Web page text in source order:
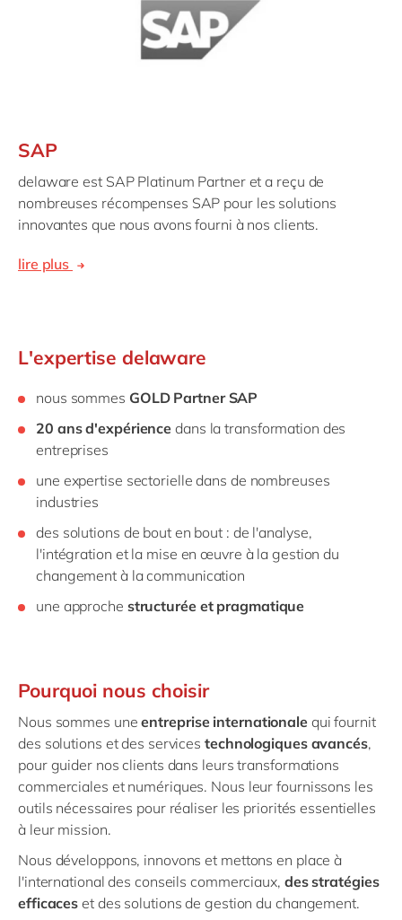
SAP
delaware est SAP Platinum Partner et a reçu de
nombreuses récompenses SAP pour les solutions
innovantes que nous avons fourni à nos clients.
lire plus
L'expertise delaware
nous sommes GOLD Partner SAP
20 ans d'expérience dans la transformation des
entreprises
une expertise sectorielle dans de nombreuses
industries
des solutions de bout en bout : de l'analyse,
l'intégration et la mise en œuvre à la gestion du
changement à la communication
une approche structurée et pragmatique
Pourquoi nous choisir
Nous sommes uneentreprise internationalequi fournit
des solutions et des services technologiques avancés,
pour guider nos clients dans leurs transformations
commerciales et numériques. Nous leur fournissons les
outils nécessaires pour réaliser les priorités essentielles
à leur mission.
Nous développons, innovons et mettons en place à
l'international des conseils commerciaux, des stratégies
efficaces et des solutions de gestion du changement.